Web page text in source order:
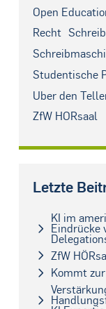
Open
Recht
Studentische
Über den
ZfW HÖRsaal
Letzte
KI im
Eindrücke
ZfW
Kommt